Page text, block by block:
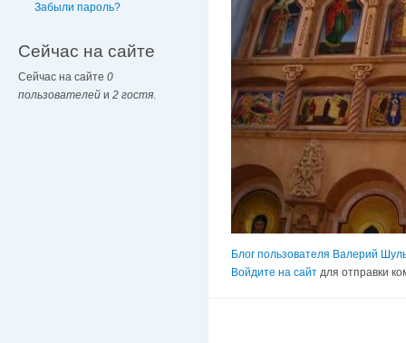
Забыли пароль?
Сейчас на сайте
Сейчас на сайте 0
пользователей и 2 гостя
Блог пользователя Валерий
Войдите на сайт для отправки